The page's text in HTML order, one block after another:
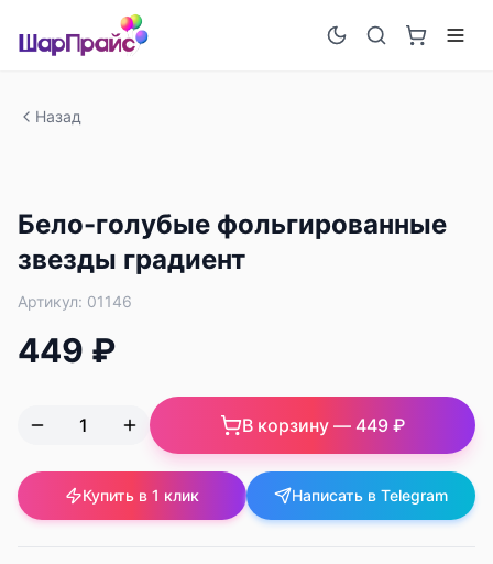
Назад
Бело-голубые фольгированные
звезды градиент
Артикул: 01146
449 ₽
В корзину — 449 ₽
Купить в 1 клик Написать в Telegram